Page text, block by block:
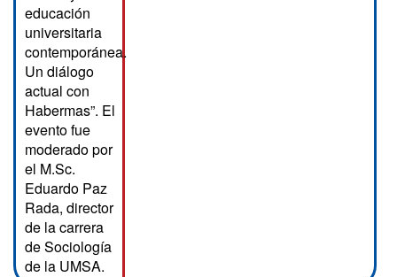
educación
universitaria
contemporánea.
Un diálogo
actual con
Habermas”. El
evento fue
moderado por
el M.Sc.
Eduardo Paz
Rada, director
de la carrera
de Sociología
de la UMSA.